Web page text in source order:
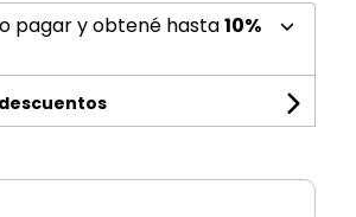
pagar y obtené hasta10%